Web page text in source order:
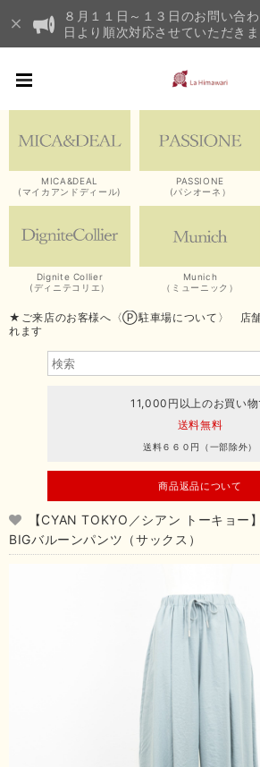
８月１１日～１３日のお問い合
日より順次対応させていただきま
MICA&DEAL
(マイカアンドディール)
PASSIONE
(パシオーネ）
Dignite Collier
(ディニテコリエ）
Munich
（ミューニック）
★ご来店のお客様へ〈Ⓟ駐車場について〉 店舗
れます
11,000円以上のお買い物
送料無料
送料６６０円（一部除外）
商品返品について
【CYAN TOKYO／シアン トーキョー
BIGバルーンパンツ（サックス）